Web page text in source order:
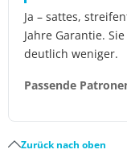
Ja – sattes,
Jahre Garantie.
deutlich weniger.
Passende
Zurück nach oben